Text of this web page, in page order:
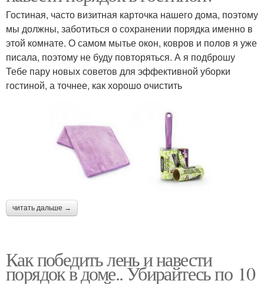
Гостиная, часто визитная карточка нашего дома, поэтому
мы должны, заботиться о сохранении порядка именно в
этой комнате. О самом мытье окон, ковров и полов я уже
писала, поэтому не буду повторяться. А я подброшу
Тебе пару новых советов для эффективной уборки
гостиной, а точнее, как хорошо очистить
читать дальше →
Как победить лень и навести
порядок в доме.. Убирайтесь по 10